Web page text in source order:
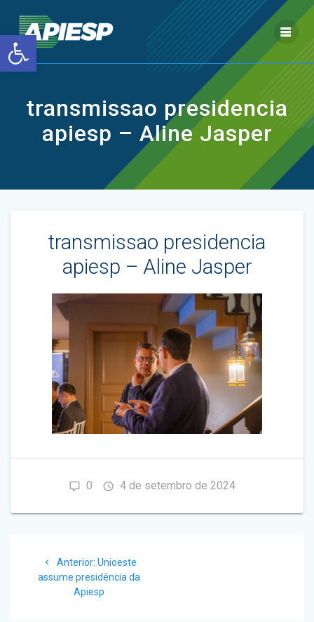
Open toolbar
transmissao presidencia
apiesp – Aline Jasper
transmissao presidencia
apiesp – Aline Jasper
0 4 de setembro de 2024
de
Anterior: Post
anterior:
Unioeste
assume presidência da
Apiesp